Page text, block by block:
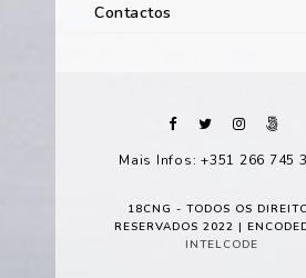
Contactos
Mais Infos: +351 266 745
18CNG - TODOS OS
RESERVADOS 2022 |
INTELCODE